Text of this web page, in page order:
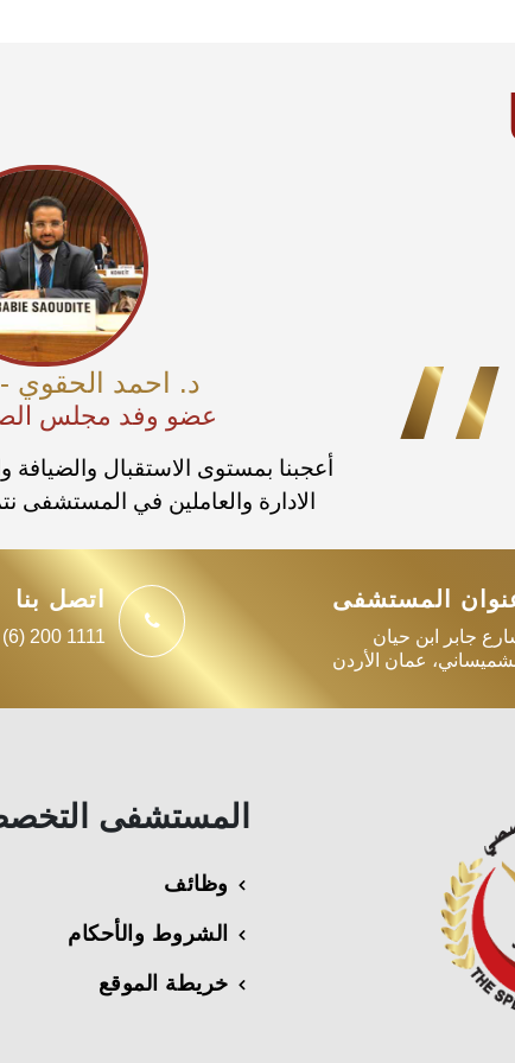
د. احمد الحقوي
عضو وفد مجلس
أعجبنا بمستوى الاستقبال
الادارة والعاملين في المستشفى
المستشفى
جابر ابن حيان
عمان الأردن
اتصل بنا
200 1111
المستشفى
وظائف
الشروط والأحكام
خريطة الموقع